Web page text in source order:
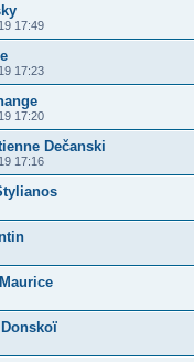
17:49
17:23
17:20
Dečanski
17:16